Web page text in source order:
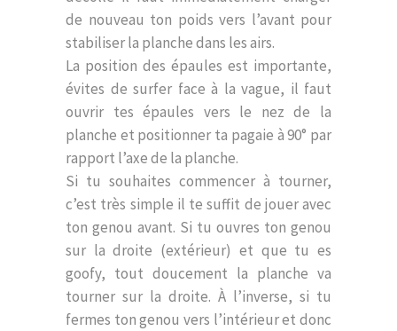
de nouveau ton poids vers l’avant pour
stabiliser la planche dans les airs.
La position des épaules est importante,
évites de surfer face à la vague, il faut
ouvrir tes épaules vers le nez de la
planche et positionner ta pagaie à 90° par
rapport l’axe de la planche.
Si tu souhaites commencer à tourner,
c’est très simple il te suffit de jouer avec
ton genou avant. Si tu ouvres ton genou
sur la droite (extérieur) et que tu es
goofy, tout doucement la planche va
tourner sur la droite. À l’inverse, si tu
fermes ton genou vers l’intérieur et donc